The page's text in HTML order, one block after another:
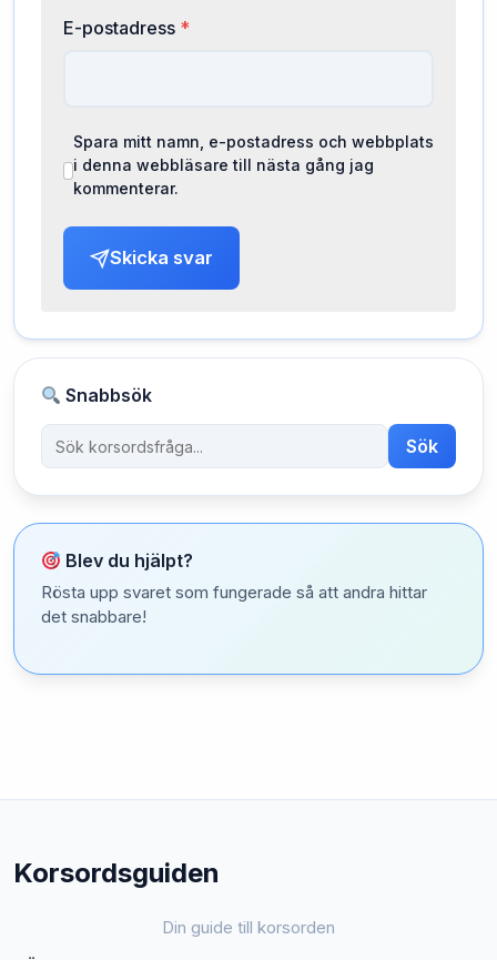
E-postadress *
Spara mitt namn, e-postadress och webbplats
i denna webbläsare till nästa gång jag
kommenterar.
Skicka svar
Snabbsök
Sök
Blev du hjälpt?
Rösta upp svaret som fungerade så att andra hittar
det snabbare!
Korsordsguiden
Din guide till korsorden